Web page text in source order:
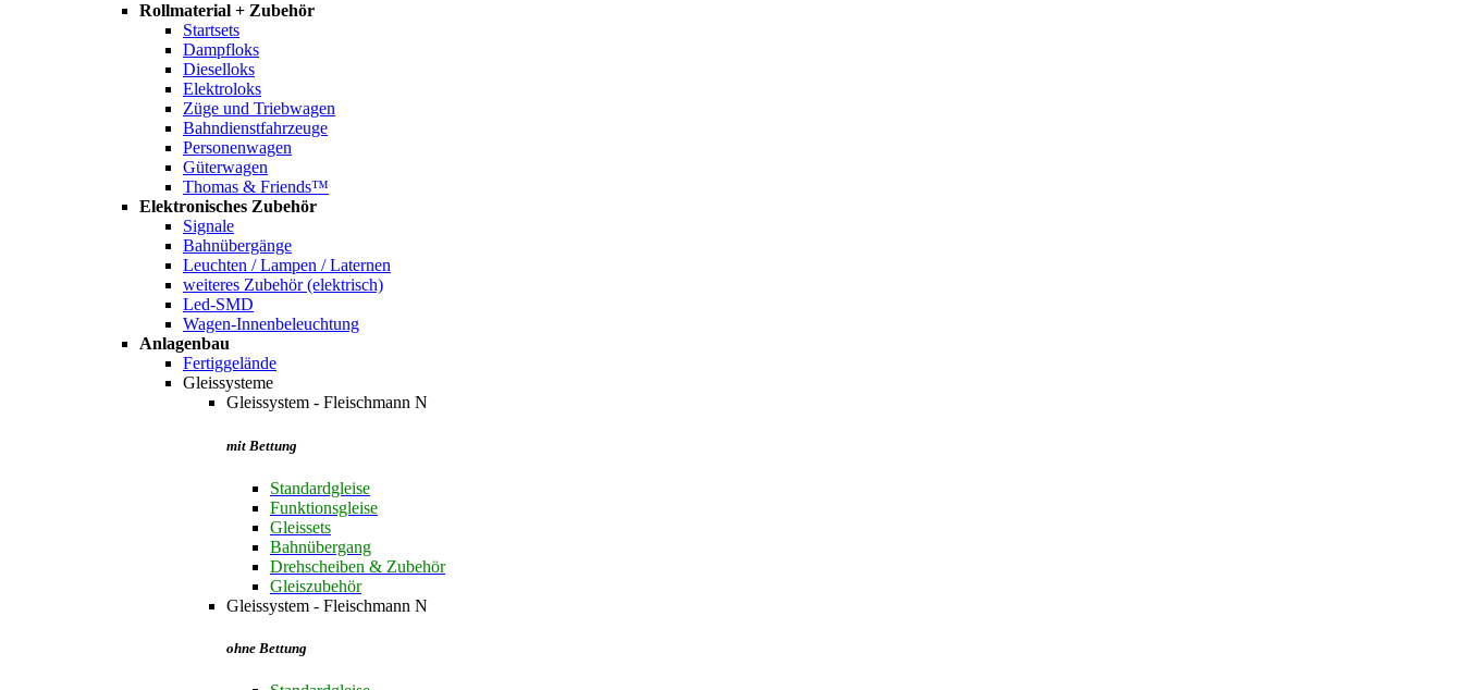
Rollmaterial + Zubehör
Startsets
Dampfloks
Dieselloks
Elektroloks
Züge und Triebwagen
Bahndienstfahrzeuge
Personenwagen
Güterwagen
Thomas & Friends™
Elektronisches Zubehör
Signale
Bahnübergänge
Leuchten / Lampen / Laternen
weiteres Zubehör (elektrisch)
Led-SMD
Wagen-Innenbeleuchtung
Anlagenbau
Fertiggelände
Gleissysteme
Gleissystem - Fleischmann N
mit Bettung
Standardgleise
Funktionsgleise
Gleissets
Bahnübergang
Drehscheiben & Zubehör
Gleiszubehör
Gleissystem - Fleischmann N
ohne Bettung